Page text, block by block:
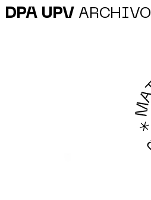
DPA UPV ARCHIVO